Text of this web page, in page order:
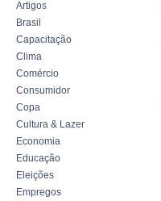
Artigos
Brasil
Capacitação
Clima
Comércio
Consumidor
Copa
Cultura & Lazer
Economia
Educação
Eleições
Empregos